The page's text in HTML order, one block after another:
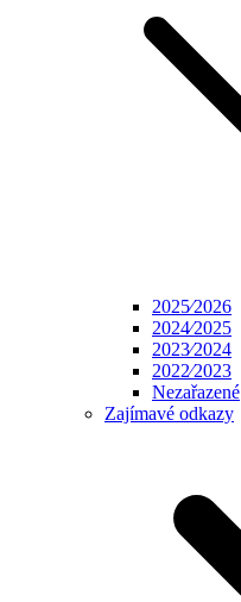
2025⁄2026
2024⁄2025
2023⁄2024
2022⁄2023
Nezařazené
Zajímavé odkazy